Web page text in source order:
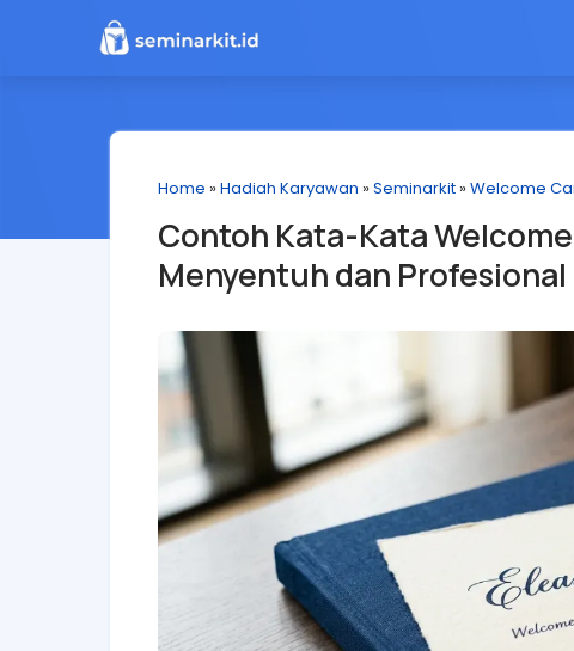
Home »Hadiah Karyawan »Seminarkit »Welcome
Contoh Kata-Kata
Menyentuh dan Profesional